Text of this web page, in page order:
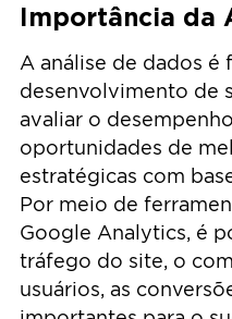
Importância da
A análise de dados é
desenvolvimento de
avaliar o
oportunidades de
estratégicas com
Por meio de
Google Analytics, é
tráfego do site, o
usuários, as